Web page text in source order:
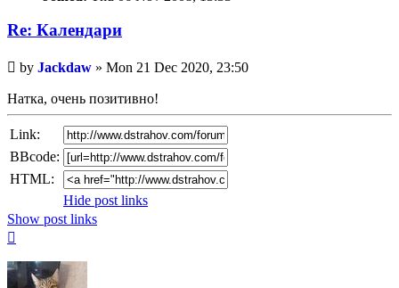
Re: Календари
Unread
post
by Jackdaw » Mon 21 Dec 2020, 23:50
Натка, очень позитивно!
Link:
BBcode:
HTML:
Hide post links
Show post links